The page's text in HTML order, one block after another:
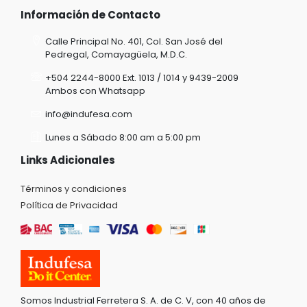
Información de Contacto
Calle Principal No. 401, Col. San José del
Pedregal, Comayagüela, M.D.C.
+504 2244-8000 Ext. 1013 / 1014 y 9439-2009
Ambos con Whatsapp
info@indufesa.com
Lunes a Sábado 8:00 am a 5:00 pm
Links Adicionales
Términos y condiciones
Política de Privacidad
Somos Industrial Ferretera S. A. de C. V, con 40 años de